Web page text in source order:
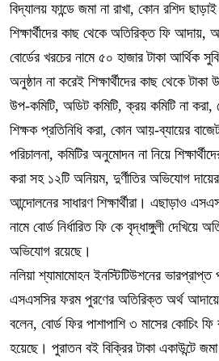
বিদ্যালয় ফান্ডে জমা না রাখা, কোন রশিদ
শিক্ষার্থীদের কাছ থেকে অতিরিক্ত ফি আদায়,
বোর্ডের খরচের নামে ৫০ হাজার টাকা আর্থিক
অনুষ্ঠান না করেই শিক্ষার্থীদের কাছ থেকে
উপ-কমিটি, অডিট কমিটি, ক্রয় কমিটি না করা,
শিক্ষক প্রতিনিধি করা, কোন আয়-ব্যায়ের
পরিচালনা, কমিটির অনুমোদন না নিয়ে
করা সহ ১২টি অনিয়ম, দুর্ণীতির অভিযোগ
আন্দোলনের সাধারণ শিক্ষার্থীরা। এছাড়াও
নামে বোর্ড নির্ধারিত ফি কে বৃদ্ধাঙ্গুলী
অভিযোগ রয়েছে।
নলিয়া শ্যামামোহন ইনস্টিটিউশনের ভারপ্রাপ্ত
এসএসসির ফরম পুরণের অতিরিক্ত অর্থ
বলেন, বোর্ড ফির পাশাপাশি ৩ মাসের কোচিং
হয়েছে। পুরাতন বই বিক্রির টাকা একাউন্টে